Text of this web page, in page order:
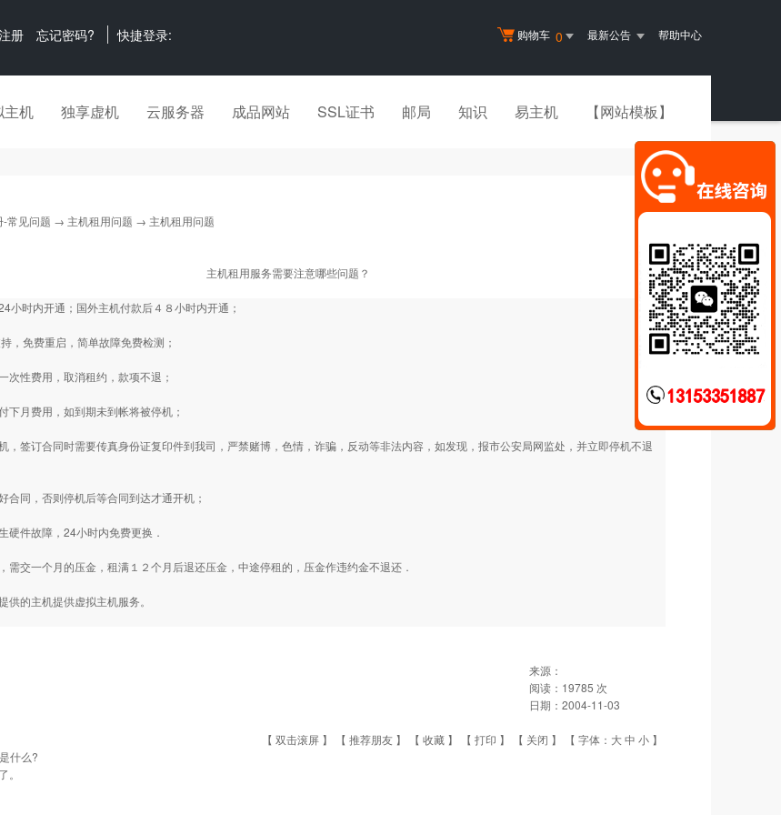
购物车 0 最新公告 帮助中心
册 忘记密码? 快捷登录:
主机 独享虚机 云服务器 成品网站 SSL证书 邮局 知识 易主机 【网站模板】
-常见问题 → 主机租用问题 → 主机租用问题
主机租用服务需要注意哪些问题？
小时内开通；国外主机付款后４８小时内开通；
，免费重启，简单故障免费检测；
次性费用，取消租约，款项不退；
下月费用，如到期未到帐将被停机；
，签订合同时需要传真身份证复印件到我司，严禁赌博，色情，诈骗，反动等非法内容，如发现，报市公安局网监处，并立即停机不退
合同，否则停机后等合同到达才通开机；
硬件故障，24小时内免费更换．
需交一个月的压金，租满１２个月后退还压金，中途停租的，压金作违约金不退还．
供的主机提供虚拟主机服务。
来源：
阅读： 19785 次
日期： 2004-11-03
【 双击滚屏 】 【 推荐朋友 】 【 收藏 】 【 打印 】 【 关闭 】 【 字体： 大中 小 】
什么?